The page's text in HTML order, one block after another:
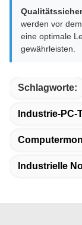
werden vor
eine optimale
gewährleisten.
Schlagworte:
Industrie-PC-
Industrielle